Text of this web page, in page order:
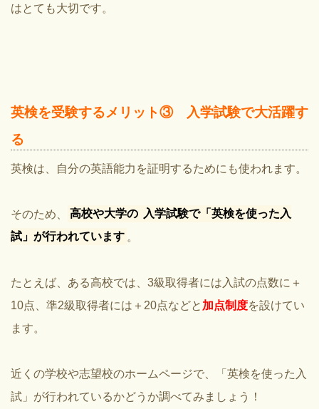
はとても大切です。
英検を受験するメリット③ 入学試験で大活躍す
る
英検は、自分の英語能力を証明するためにも使われます。
そのため、 高校や大学の 入学試験で「英検を使った入
試」が行われています 。
たとえば、ある高校では、3級取得者には入試の点数に＋
10点、準2級取得者には＋20点などと 加点制度を設けてい
ます。
近くの学校や志望校のホームページで、
「英検を使った入
試」が行われているかどうか調べてみましょう！